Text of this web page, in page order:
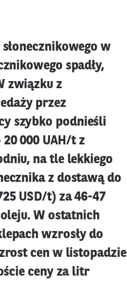
w
spadły,
związku z
przez
szybko podnieśli
000 UAH/t z
na tle lekkiego
z dostawą do
USD/t) za 46-47
W ostatnich
wzrosły do
cen w listopadzie
ceny za litr